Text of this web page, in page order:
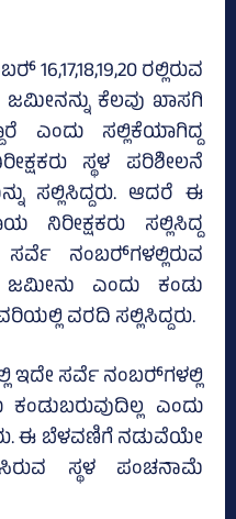
ರಲ್ಲಿರುವ
ಜಮೀನನ್ನು ಕೆಲವು ಖಾಸಗಿ
ಎಂದು ಸಲ್ಲಿಕೆಯಾಗಿದ್ದ
ಸ್ಥಳ ಪರಿಶೀಲನೆ
ಸಲ್ಲಿಸಿದ್ದರು. ಆದರೆ ಈ
ನಿರೀಕ್ಷಕರು ಸಲ್ಲಿಸಿದ್ದ
ನಂಬರ್‍‌ಗಳಲ್ಲಿರುವ
ಎಂದು ಕಂಡು
ವರದಿ ಸಲ್ಲಿಸಿದ್ದರು.
ಇದೇ ಸರ್ವೆ ನಂಬರ್‍‌ಗಳಲ್ಲಿ
ಎಂದು
ಈ ಬೆಳವಣಿಗೆ ನಡುವೆಯೇ
ಸ್ಥಳ ಪಂಚನಾಮೆ